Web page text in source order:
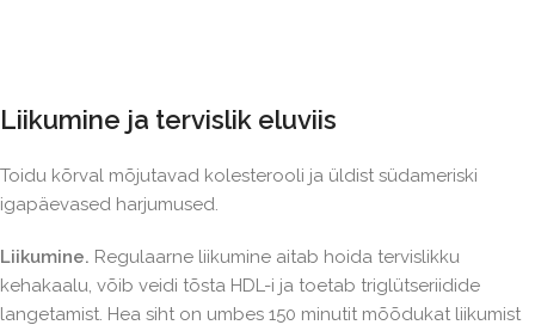
Liikumine ja tervislik eluviis
Toidu kõrval mõjutavad kolesterooli ja üldist südameriski
igapäevased harjumused.
Liikumine. Regulaarne liikumine aitab hoida tervislikku
kehakaalu, võib veidi tõsta HDL-i ja toetab triglütseriidide
langetamist. Hea siht on umbes 150 minutit mõõdukat liikumist